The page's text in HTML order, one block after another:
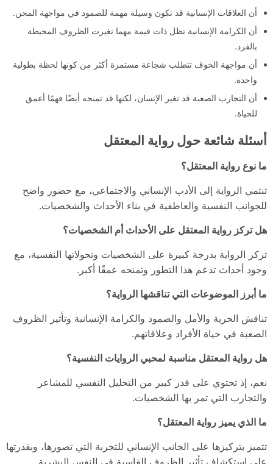
أن العلاقات الإنسانية قد تكون وسيلة مهمة للصمود في مواجهة المحن.
أن الكرامة الإنسانية تظل ذات قيمة مهما تغيرت الظروف المحيطة
بالفرد.
أن مواجهة الخوف تتطلب شجاعة مستمرة أكثر من كونها لحظة بطولية
واحدة.
أن التجارب الصعبة قد تغير الإنسان، لكنها قد تمنحه أيضًا فهمًا أعمق
للحياة.
أسئلة شائعة حول رواية المعتقل
ما نوع رواية المعتقل؟
تنتمي الرواية إلى الأدب الإنساني والاجتماعي، مع حضور واضح
للجوانب النفسية والعاطفية في بناء الأحداث والشخصيات.
هل تركز رواية المعتقل على الأحداث أم الشخصيات؟
تركز الرواية بدرجة كبيرة على الشخصيات وتحولاتها النفسية، مع
وجود أحداث تدعم هذا التطور وتمنحه عمقًا أكبر.
ما أبرز الموضوعات التي تناقشها الرواية؟
تناقش الحرية والأمل والصمود والكرامة الإنسانية وتأثير الظروف
الصعبة في حياة الأفراد وعلاقاتهم.
هل رواية المعتقل مناسبة لمحبي الروايات النفسية؟
نعم، إذ تحتوي على قدر كبير من التحليل النفسي للمشاعر
والتجارب التي تمر بها الشخصيات.
ما الذي يميز رواية المعتقل؟
تتميز بتركيزها على الجانب الإنساني للتجربة التي تصورها، وبقدرتها
على استكشاف تأثير الظروف القاسية في النفس البشرية.